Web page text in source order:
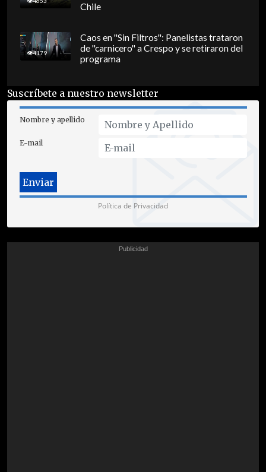
Chile
4179
Caos en "Sin Filtros": Panelistas trataron
de "carnicero" a Crespo y se retiraron del
programa
Suscríbete a nuestro newsletter
Nombre y apellido
E-mail
Política de Privacidad